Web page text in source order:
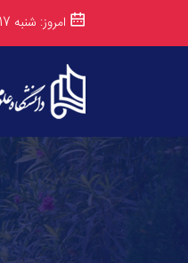
امروز: شنبه 17 مرداد 1405